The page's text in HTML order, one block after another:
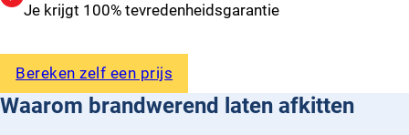
Je krijgt 100% tevredenheidsgarantie
Bereken zelf een prijs
Waarom brandwerend laten afkitten